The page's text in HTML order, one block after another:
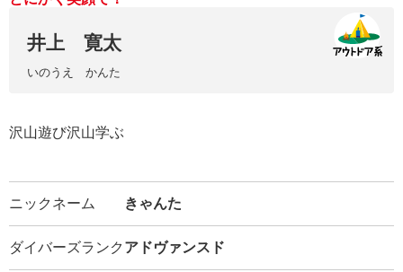
井上 寛太
いのうえ かんた
沢山遊び沢山学ぶ
ニックネーム きゃんた
ダイバーズランク アドヴァンスド